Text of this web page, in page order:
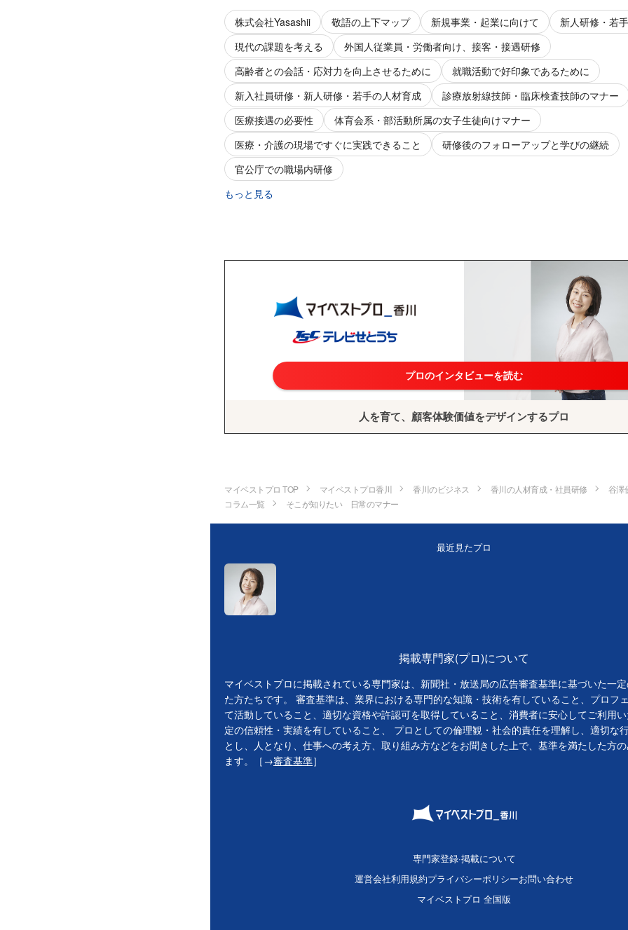
株式会社Yasashii 敬語の上下マップ 新規事業・起業に向けて
新人研修・若
現代の課題を考える
外国人従業員・労働者向け、接客・接遇研修
高齢者との会話・応対力を向上させるために
就職活動で好印象であるために
新入社員研修・新人研修・若手の人材育成
診療放射線技師・臨床検査技師のマナー
医療接遇の必要性
体育会系・部活動所属の女子生徒向けマナー
医療・介護の現場ですぐに実践できること
研修後のフォローアップと学びの継続
官公庁での職場内研修
もっと見る
プロのインタビューを読む
人を育て、顧客体験価値をデザインするプロ
マイベストプロ TOP マイベストプロ香川 香川のビジネス 香川の人材育成・社員研修
谷澤
コラム一覧
そこが知りたい 日常のマナー
最近見たプロ
掲載専門家(プロ)について
マイベストプロに掲載されている専門家は、新聞社・放送局の広告審査基準に基づいた一
た方たちです。 審査基準は、業界における専門的な知識・技術を有していること、プロフ
て活動していること、適切な資格や許認可を取得していること、消費者に安心してご利用
定の信頼性・実績を有していること、 プロとしての倫理観・社会的責任を理解し、適切な
とし、人となり、仕事への考え方、取り組み方などをお聞きした上で、基準を満たした方
ます。［→審査基準］
専門家登録·掲載について
運営会社利用規約プライバシーポリシーお問い合わせ
マイベストプロ 全国版